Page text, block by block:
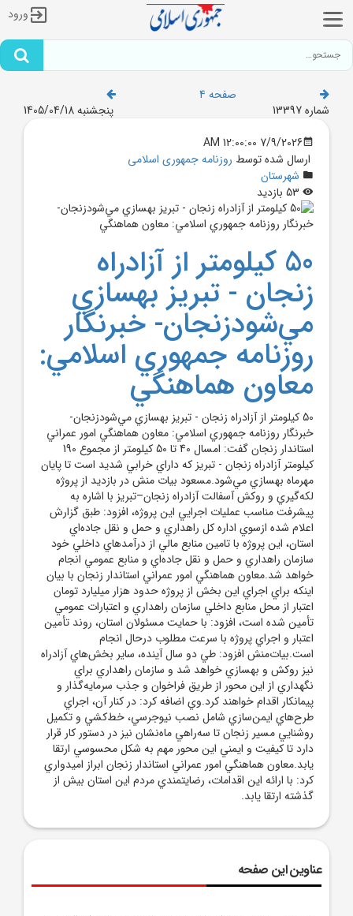
ورود
صفحه 4
شماره 13397
پنجشنبه 1405/04/18
7/9/2026 12:00:00 AM
ارسال شده توسط روزنامه جمهوری اسلامی
شهرستان
50 کيلومتر از آزادراه
زنجان - تبريز بهسازي
مي‌شودزنجان- خبرنگار
روزنامه جمهوري اسلامي:
معاون هماهنگي
50 کيلومتر از آزادراه زنجان - تبريز بهسازي مي‌شودزنجان-
خبرنگار روزنامه جمهوري اسلامي: معاون هماهنگي امور عمراني
استاندار زنجان گفت: امسال 40 تا 50 کيلومتر از مجموع 190
کيلومتر آزادراه زنجان - تبريز که داراي خرابي شديد است تا پايان
مهرماه بهسازي مي‌شود.مسعود بيات منش در بازديد از پروژه
لکه‌گيري و روکش آسفالت آزادراه زنجان–تبريز با اشاره به
پيشرفت مناسب عمليات اجرايي اين پروژه، افزود: طبق گزارش
اعلام شده ازسوي اداره کل راهداري و حمل و نقل جاده‌اي
استان، اين پروژه با تامين منابع مالي از درآمدهاي داخلي خود
سازمان راهداري و حمل و نقل جاده‌اي و منابع عمومي انجام
خواهد شد.معاون هماهنگي امور عمراني استاندار زنجان با بيان
اينکه براي اجراي اين بخش از پروژه حدود هزار ميليارد تومان
اعتبار از محل منابع داخلي سازمان راهداري و اعتبارات عمومي
تأمين شده است، افزود: با حمايت مسئولان استان، روند تأمين
اعتبار و اجراي پروژه با سرعت مطلوب درحال انجام
است.بيات‌منش افزود: طي دو سال آينده، ساير بخش‌هاي آزادراه
نيز روکش و بهسازي خواهد شد و سازمان راهداري براي
نگهداري از اين محور از طريق فراخوان و جذب سرمايه‌گذار و
پيمانکار اقدام خواهند کرد.وي اضافه کرد: در کنار آن، اجراي
طرح‌هاي ايمن‌سازي شامل نصب نيوجرسي، خط‌کشي و تکميل
روشنايي مسير زنجان تا سه‌راهي ماه‌نشان نيز در دستور کار قرار
دارد تا کيفيت و ايمني اين محور مهم به شکل محسوسي ارتقا
يابد.معاون هماهنگي امور عمراني استاندار زنجان ابراز اميدواري
کرد: با ارائه اين اقدامات، رضايتمندي مردم اين استان بيش از
گذشته ارتقا يابد.
عناوین این صفحه